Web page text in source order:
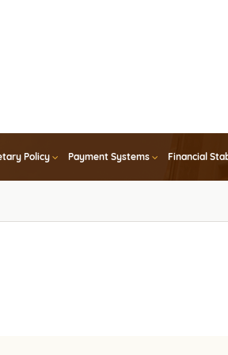
Policy Payment Systems Financial